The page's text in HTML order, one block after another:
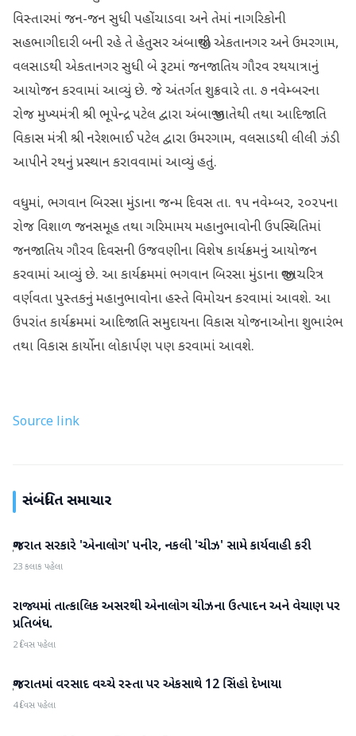
વિસ્તારમાં જન-જન સુધી પહોંચાડવા અને તેમાં નાગરિકોની
સહભાગીદારી બની રહે તે હેતુસર અંબાજીથી એકતાનગર અને ઉમરગામ,
વલસાડથી એકતાનગર સુધી બે રૂટમાં જનજાતિય ગૌરવ રથયાત્રાનું
આયોજન કરવામાં આવ્યું છે. જે અંતર્ગત શુક્રવારે તા. ૭ નવેમ્બરના
રોજ મુખ્યમંત્રી શ્રી ભૂપેન્દ્ર પટેલ દ્વારા અંબાજી ખાતેથી તથા આદિજાતિ
વિકાસ મંત્રી શ્રી નરેશભાઈ પટેલ દ્વારા ઉમરગામ, વલસાડથી લીલી ઝંડી
આપીને રથનું પ્રસ્થાન કરાવવામાં આવ્યું હતું.
વધુમાં, ભગવાન બિરસા મુંડાના જન્મ દિવસ તા. ૧૫ નવેમ્બર, ૨૦૨૫ના
રોજ વિશાળ જનસમૂહ તથા ગરિમામય મહાનુભાવોની ઉપસ્થિતિમાં
જનજાતિય ગૌરવ દિવસની ઉજવણીના વિશેષ કાર્યક્રમનું આયોજન
કરવામાં આવ્યું છે. આ કાર્યક્રમમાં ભગવાન બિરસા મુંડાના જીવનચરિત્ર
વર્ણવતા પુસ્તકનું મહાનુભાવોના હસ્તે વિમોચન કરવામાં આવશે. આ
ઉપરાંત કાર્યક્રમમાં આદિજાતિ સમુદાયના વિકાસ યોજનાઓના શુભારંભ
તથા વિકાસ કાર્યોના લોકાર્પણ પણ કરવામાં આવશે.
Source link
સંબંધિત સમાચાર
ગુજરાત ગુજરાત સરકારે 'એનાલોગ' પનીર, નકલી 'ચીઝ' સામે કાર્યવાહી કરી
23 કલાક પહેલા
ગુજરાત
રાજ્યમાં તાત્કાલિક અસરથી એનાલોગ ચીઝના ઉત્પાદન અને વેચાણ પર
પ્રતિબંધ.
2 દિવસ પહેલા
ગુજરાત
ગુજરાતમાં વરસાદ વચ્ચે રસ્તા પર એકસાથે 12 સિંહો દેખાયા
4 દિવસ પહેલા